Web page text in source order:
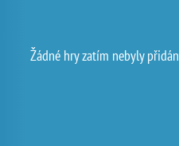
Žádné hry zatím nebyly